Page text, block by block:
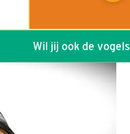
Wil jij ook de